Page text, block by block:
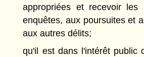
appropriées et recevoir les
enquêtes, aux poursuites et
aux autres délits;
qu'il est dans l'intérêt public